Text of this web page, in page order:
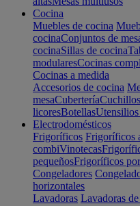
Cocina
Muebles de cocina
cocinaConjuntos de
cocinaSillas de cocina
modularesCocinas
Cocinas a medida
Accesorios de cocina
mesaCubertería
licoresBotellas
Electrodomésticos
Frigoríficos Frigoríficos
combiVinotecas
pequeñosFrigoríficos
Congeladores
horizontales
Lavadoras Lavadoras